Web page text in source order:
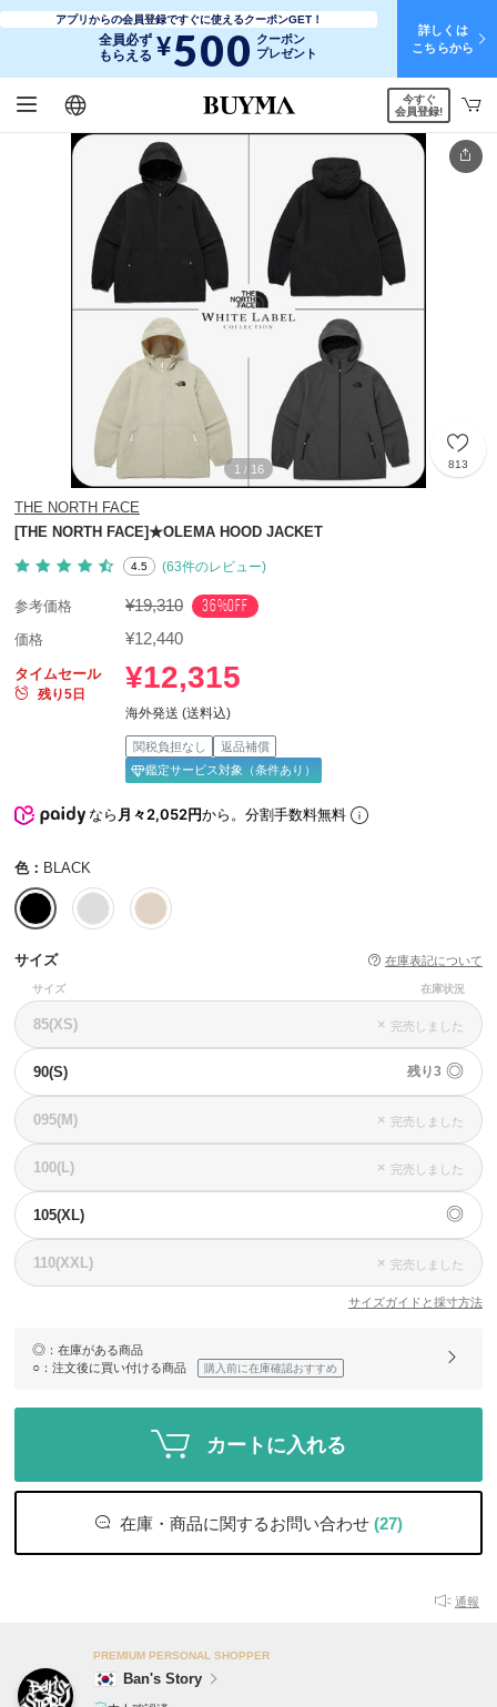
アプリからの会員登録ですぐに使えるクーポンGET！
全員必ず
もらえる ¥500 クーポン
プレゼント
詳しくは
こちらから
日本語
English
简体中文
繁體中文
今すぐ
会員登録!
1 / 16 813
THE NORTH FACE
[THE NORTH FACE]★OLEMA HOOD JACKET
4.5 (63件のレビュー)
参考価格 ¥19,310 36%OFF
価格 ¥12,440
タイムセール
残り5日
¥12,315
海外発送 (送料込)
関税負担なし
返品補償
鑑定サービス対象（条件あり）
なら月々2,052円から。分割手数料無料
色： BLACK
サイズ 在庫表記について
サイズ 在庫状況
85(XS) × 完売しました
90(S) 残り3 ◎
095(M) × 完売しました
100(L) × 完売しました
105(XL) ◎
110(XXL) × 完売しました
サイズガイドと採寸方法
◎ ：在庫がある商品
○ ：注文後に買い付ける商品 購入前に在庫確認おすすめ
カートに入れる
在庫・商品に関するお問い合わせ (27)
通報
PREMIUM PERSONAL SHOPPER
Ban's Story